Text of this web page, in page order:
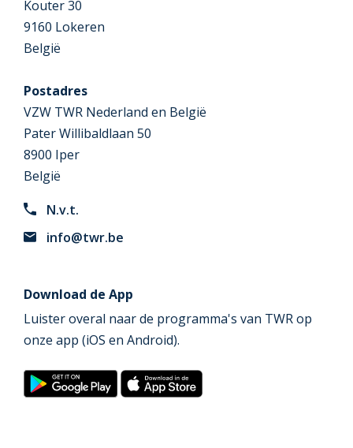
Kouter 30
9160 Lokeren
België
Postadres
VZW TWR Nederland en België
Pater Willibaldlaan 50
8900 Iper
België
N.v.t.
info@twr.be
Download de App
Luister overal naar de programma's van TWR op
onze app (iOS en Android).